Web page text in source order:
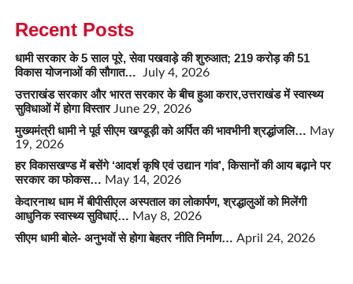
Recent Posts
धामी सरकार के 5 साल पूरे, सेवा पखवाड़े की शुरुआत; 219 करोड़ की 51
विकास योजनाओं की सौगात…
July 4, 2026
उत्तराखंड सरकार और भारत सरकार के बीच हुआ करार,उत्तराखंड में स्वास्थ्य
सुविधाओं में होगा विस्तार June 29, 2026
मुख्यमंत्री धामी ने पूर्व सीएम खण्डूड़ी को अर्पित की भावभीनी श्रद्धांजलि… May
19, 2026
हर विकासखण्ड में बसेंगे ‘आदर्श कृषि एवं उद्यान गांव’, किसानों की आय बढ़ाने पर
सरकार का फोकस… May 14, 2026
केदारनाथ धाम में बीपीसीएल अस्पताल का लोकार्पण, श्रद्धालुओं को मिलेंगी
आधुनिक स्वास्थ्य सुविधाएं… May 8, 2026
सीएम धामी बोले- अनुभवों से होगा बेहतर नीति निर्माण… April 24, 2026